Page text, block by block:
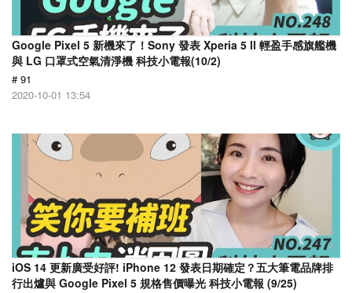
Google Pixel 5 新機來了！Sony 發表 Xperia 5 ll 輕盈手感旗艦機
與 LG 口罩式空氣清淨機 科技小電報(10/2)
# 91
2020-10-01 13:54
iOS 14 更新廣受好評! iPhone 12 發表日期確定？五大筆電品牌排
行出爐與 Google Pixel 5 規格售價曝光 科技小電報 (9/25)